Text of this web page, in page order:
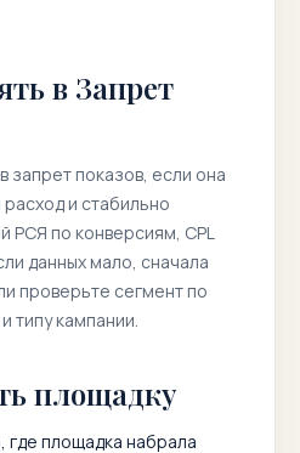
в Запрет
запрет показов, если она
и стабильно
РСЯ по конверсиям, CPL
данных мало, сначала
проверьте сегмент по
типу кампании.
площадку
где площадка набрала